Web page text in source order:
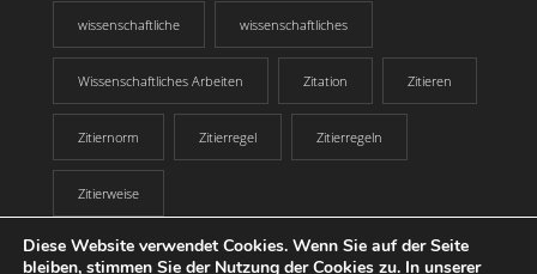
wissenschaftliche wissenschaftliches
Wissenschaftliches Arbeiten Zitation Zitieren
Zitiernorm Zitierregel Zitierregeln
Zitierweise
Diese Website verwendet Cookies. Wenn Sie auf der Seite
bleiben, stimmen Sie der Nutzung der Cookies zu. In unserer